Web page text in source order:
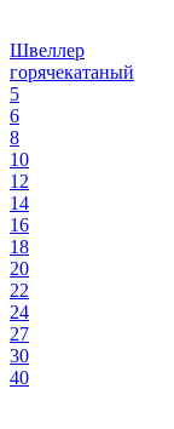
Швеллер
горячекатаный
5
6
8
10
12
14
16
18
20
22
24
27
30
40